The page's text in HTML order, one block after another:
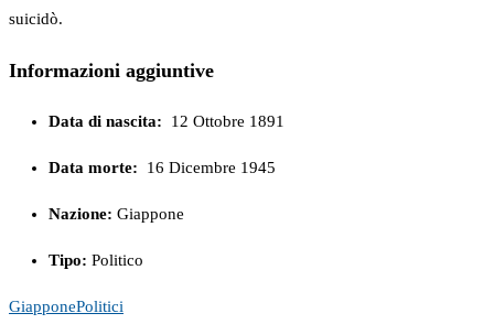
suicidò.
Informazioni aggiuntive
Data di nascita: 12 Ottobre 1891
Data morte: 16 Dicembre 1945
Nazione: Giappone
Tipo: Politico
GiapponePolitici